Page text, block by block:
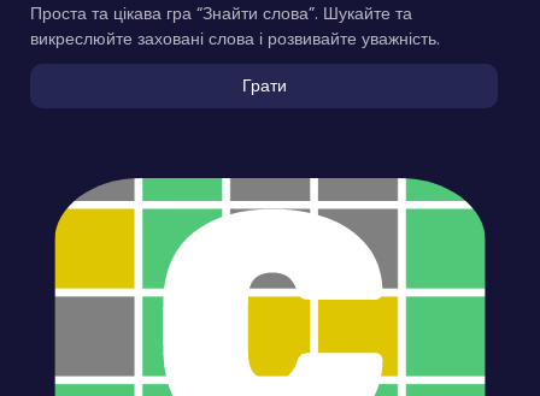
Проста та цікава гра “Знайти слова”. Шукайте та
викреслюйте заховані слова і розвивайте уважність.
Грати